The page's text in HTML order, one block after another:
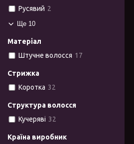
Русявий 2
Ще 10
Матеріал
Штучне волосся 17
Стрижка
Коротка 32
Структура волосся
Кучеряві 32
Країна виробник